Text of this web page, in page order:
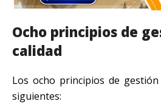
Ocho principios de
calidad
Los ocho principios de
siguientes: